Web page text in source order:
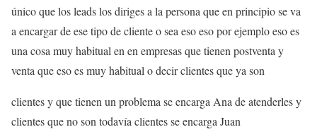
único que los leads los diriges a la persona que en principio se va
a encargar de ese tipo de cliente o sea eso eso por ejemplo eso es
una cosa muy habitual en en empresas que tienen postventa y
venta que eso es muy habitual o decir clientes que ya son
clientes y que tienen un problema se encarga Ana de atenderles y
clientes que no son todavía clientes se encarga Juan